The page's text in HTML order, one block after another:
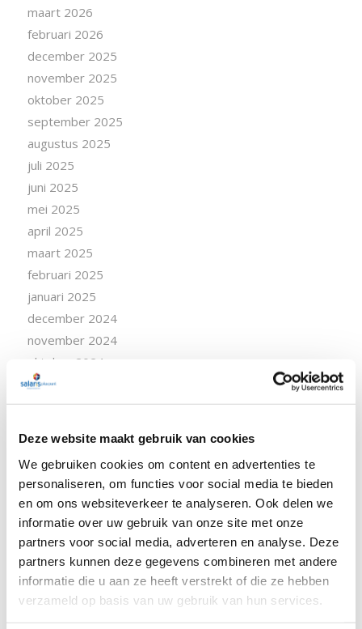
Deze website maakt gebruik van cookies
We gebruiken cookies om content en advertenties te
personaliseren, om functies voor social media te bieden
en om ons websiteverkeer te analyseren. Ook delen we
informatie over uw gebruik van onze site met onze
partners voor social media, adverteren en analyse. Deze
partners kunnen deze gegevens combineren met andere
informatie die u aan ze heeft verstrekt of die ze hebben
verzameld op basis van uw gebruik van hun services.
maart 2026
februari 2026
december 2025
november 2025
oktober 2025
september 2025
augustus 2025
juli 2025
juni 2025
mei 2025
april 2025
maart 2025
februari 2025
januari 2025
december 2024
november 2024
oktober 2024
september 2024
augustus 2024
april 2024
maart 2024
februari 2024
januari 2024
december 2023
november 2023
oktober 2023
september 2023